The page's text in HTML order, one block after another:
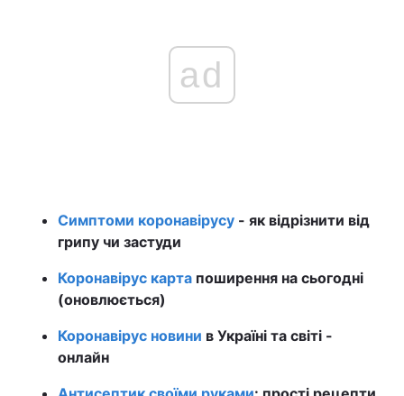
ad
Симптоми коронавірусу - як відрізнити від
грипу чи застуди
Коронавірус карта поширення на сьогодні
(оновлюється)
Коронавірус новини в Україні та світі -
онлайн